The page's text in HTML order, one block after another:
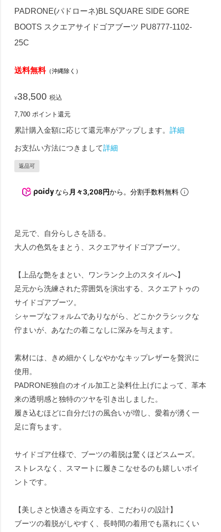
PADRONE(パドローネ)BL SQUARE SIDE GORE
BOOTS スクエアサイドゴアブーツ PU8777-1102-
25C
送料無料（沖縄除く）
¥38,500 税込
7,700 ポイント還元
累計購入金額に応じて還元率がアップします。詳細
お支払い方法につきまして詳細
返品可
なら 月々3,208円から。分割手数料無料
足元で、自分らしさを語る。
大人の色気をまとう、スクエアサイドゴアブーツ。
【上品な艶をまとい、ワンランク上のスタイルへ】
足元から洗練された雰囲気を演出する、スクエアトゥの
サイドゴアブーツ。
シャープなフォルムでありながら、どこかクラシックな
佇まいが、あなたの着こなしに深みを与えます。
素材には、きめ細かくしなやかなキップレザーを贅沢に
使用。
PADRONE独自のオイル加工と染料仕上げによって、革本
来の透明感と独特のツヤを引き出しました。
履き込むほどに自分だけの風合いが増し、愛着が湧く一
足に育ちます。
サイドゴア仕様で、ブーツの着脱は驚くほどスムーズ。
ストレスなく、スマートに履きこなせるのも嬉しいポイ
ントです。
【美しさと快適さを両立する、こだわりの設計】
ブーツの着脱がしやすく、長時間の着用でも蒸れにくい